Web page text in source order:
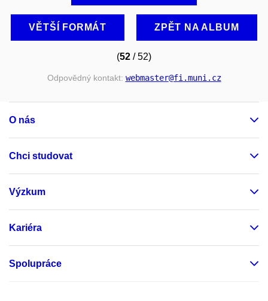
VĚTŠÍ FORMÁT ZPĚT NA ALBUM
(52 / 52)
Odpovědný kontakt: webmaster@fi.muni.cz
O nás
Chci studovat
Výzkum
Kariéra
Spolupráce